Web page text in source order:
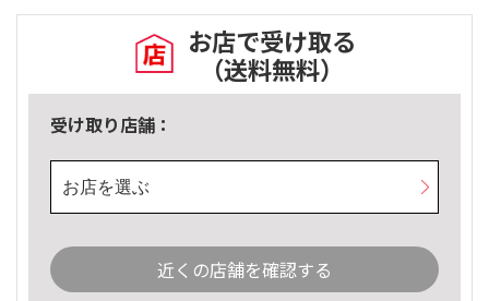
お店で受け取る
（送料無料）
受け取り店舗：
お店を選ぶ
近くの店舗を確認する